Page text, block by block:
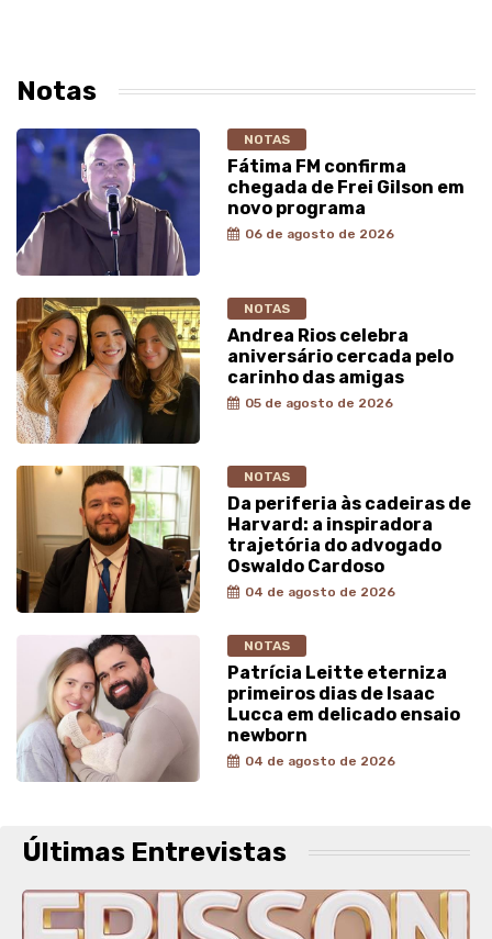
Notas
NOTAS
Fátima FM confirma
chegada de Frei Gilson em
novo programa
06 de agosto de 2026
NOTAS
Andrea Rios celebra
aniversário cercada pelo
carinho das amigas
05 de agosto de 2026
NOTAS
Da periferia às cadeiras de
Harvard: a inspiradora
trajetória do advogado
Oswaldo Cardoso
04 de agosto de 2026
NOTAS
Patrícia Leitte eterniza
primeiros dias de Isaac
Lucca em delicado ensaio
newborn
04 de agosto de 2026
Últimas Entrevistas